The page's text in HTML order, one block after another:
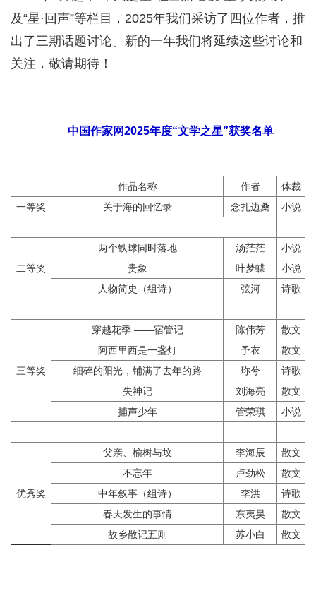
及“星·回声”等栏目，2025年我们采访了四位作者，推
出了三期话题讨论。新的一年我们将延续这些讨论和
关注，敬请期待！
中国作家网2025年度“文学之星”获奖名单
作品名称 作者
体裁
一等奖
关于海的回忆录 念扎边桑 小说
二等奖
两个铁球同时落地 汤茫茫
小说
贵象
叶梦蝶
小说
人物简史（组诗）
弦河 诗歌
三等奖
穿越花季 ——宿管记 陈伟芳
散文
阿西里西是一盏灯
予衣
散文
细碎的阳光，铺满了去年的路
珎兮
诗歌
失神记
刘海亮
散文
捕声少年
管荣琪 小说
优秀奖
父亲、榆树与坟 李海辰
散文
不忘年
卢劲松
散文
中年叙事（组诗）
李洪
诗歌
春天发生的事情
东夷昊
散文
故乡散记五则
苏小白 散文